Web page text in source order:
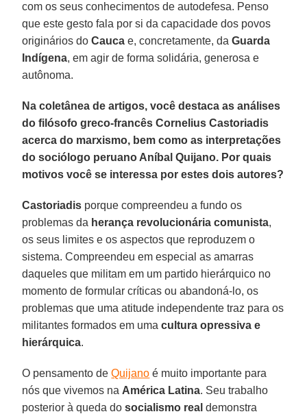
com os seus conhecimentos de autodefesa. Penso
que este gesto fala por si da capacidade dos povos
originários doCauca e, concretamente, daGuarda
Indígena, em agir de forma solidária, generosa e
autônoma.
Na coletânea de artigos, você destaca as análises
do filósofo greco-francês Cornelius Castoriadis
acerca do marxismo, bem como as interpretações
do sociólogo peruano Aníbal Quijano. Por quais
motivos você se interessa por estes dois autores?
Castoriadis porque compreendeu a fundo os
problemas da herança revolucionária comunista,
os seus limites e os aspectos que reproduzem o
sistema. Compreendeu em especial as amarras
daqueles que militam em um partido hierárquico no
momento de formular críticas ou abandoná-lo, os
problemas que uma atitude independente traz para os
militantes formados em umacultura opressiva e
hierárquica.
O pensamento deQuijano é muito importante para
nós que vivemos na América Latina. Seu trabalho
posterior à queda dosocialismo real demonstra